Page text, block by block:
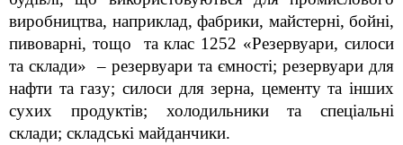
виробництва, наприклад, фабрики, майстерні, бойні,
пивоварні, тощо та клас 1252 «Резервуари, силоси
та склади» – резервуари та ємності; резервуари для
нафти та газу; силоси для зерна, цементу та інших
сухих продуктів; холодильники та спеціальні
склади; складські майданчики.